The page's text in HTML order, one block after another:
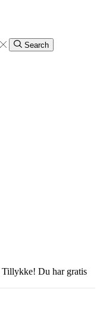
Search
Tillykke! Du har gratis